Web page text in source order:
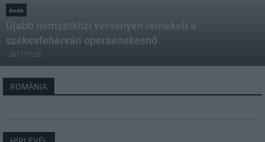
ének
Újabb nemzetközi versenyen remekelt a
székesfehérvári operaénekesnő
2017.07.03
ROMÁNIA